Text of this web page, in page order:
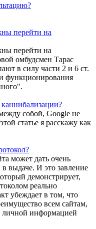
перейти на
перейти на
омбудсмен Тарас
в силу части 2 и 6 ст.
функционирования
собой, Google не
статье я расскажу как
может дать очень
выдаче. И это завление
демонстрирует,
реально
убеждает в том, что
всем сайтам,
личной информацией